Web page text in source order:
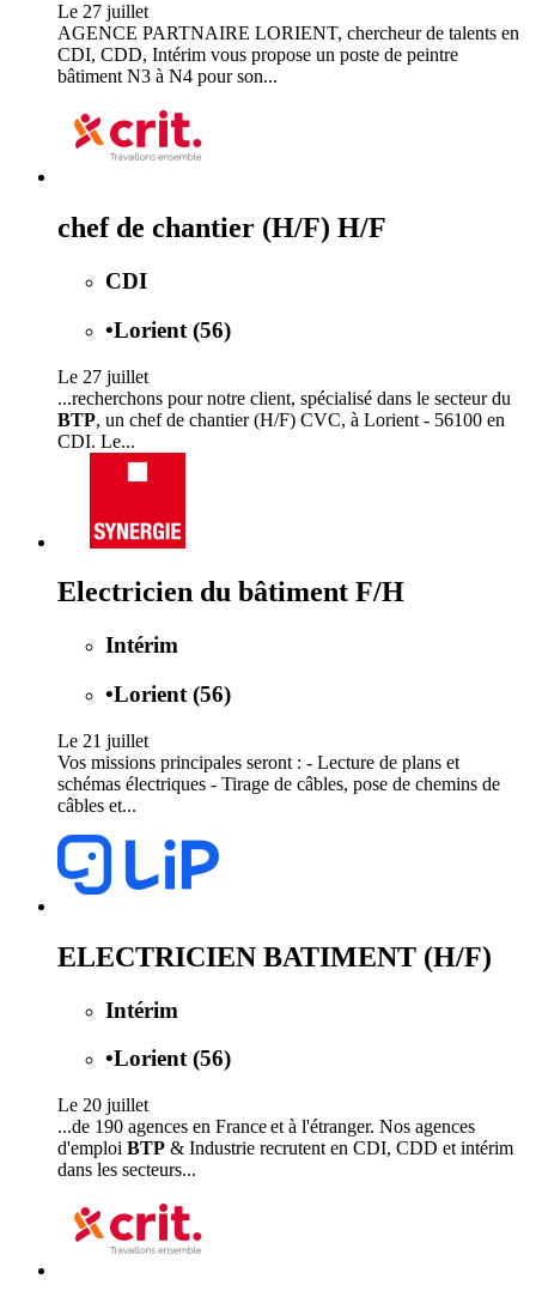
Le 27 juillet
AGENCE PARTNAIRE LORIENT, chercheur de talents en
CDI, CDD, Intérim vous propose un poste de peintre
bâtiment N3 à N4 pour son...
chef de chantier (H/F) H/F
CDI
•Lorient (56)
Le 27 juillet
...recherchons pour notre client, spécialisé dans le secteur du
BTP, un chef de chantier (H/F) CVC, à Lorient - 56100 en
CDI. Le...
Electricien du bâtiment F/H
Intérim
•Lorient (56)
Le 21 juillet
Vos missions principales seront : - Lecture de plans et
schémas électriques - Tirage de câbles, pose de chemins de
câbles et...
ELECTRICIEN BATIMENT (H/F)
Intérim
•Lorient (56)
Le 20 juillet
...de 190 agences en France et à l'étranger. Nos agences
d'emploi BTP & Industrie recrutent en CDI, CDD et intérim
dans les secteurs...